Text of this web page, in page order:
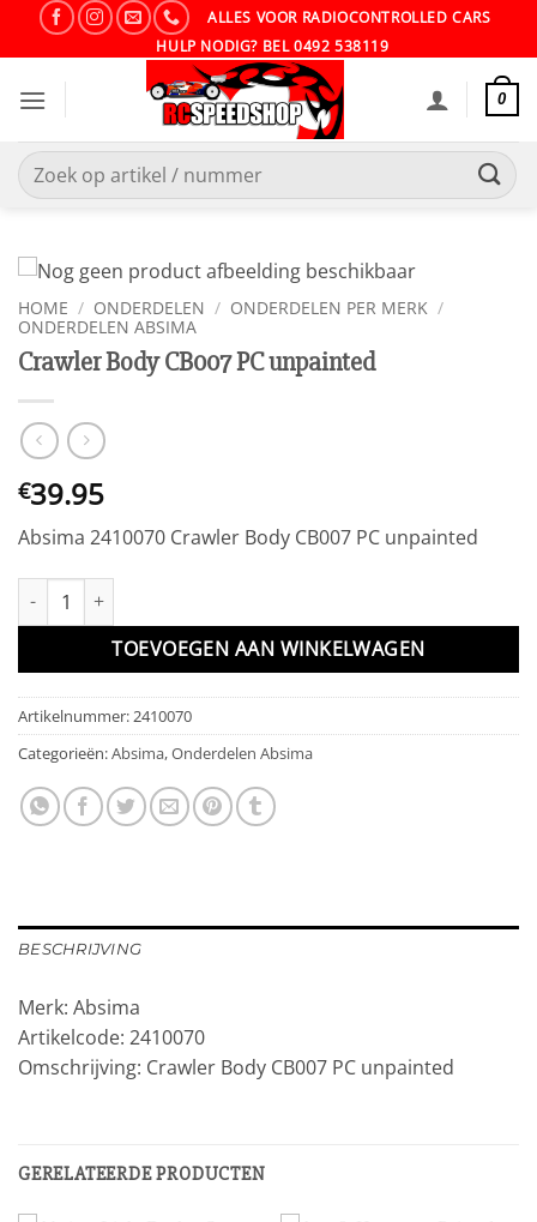
ALLES VOOR RADIOCONTROLLED CARS
HULP NODIG? BEL 0492 538119
0
Zoeken
naar:
HOME / ONDERDELEN / ONDERDELEN PER MERK /
ONDERDELEN ABSIMA
Crawler Body CB007 PC unpainted
€39.95
Absima 2410070 Crawler Body CB007 PC unpainted
Crawler Body CB007 PC unpainted aantal
TOEVOEGEN AAN WINKELWAGEN
Artikelnummer:2410070
Categorieën:Absima,Onderdelen Absima
BESCHRIJVING
Merk: Absima
Artikelcode: 2410070
Omschrijving: Crawler Body CB007 PC unpainted
GERELATEERDE PRODUCTEN